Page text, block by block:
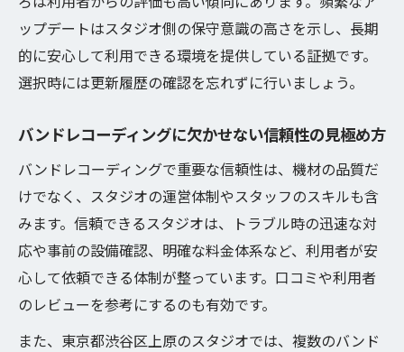
ップデートはスタジオ側の保守意識の高さを示し、長期
的に安心して利用できる環境を提供している証拠です。
選択時には更新履歴の確認を忘れずに行いましょう。
バンドレコーディングに欠かせない信頼性の見極め方
バンドレコーディングで重要な信頼性は、機材の品質だ
けでなく、スタジオの運営体制やスタッフのスキルも含
みます。信頼できるスタジオは、トラブル時の迅速な対
応や事前の設備確認、明確な料金体系など、利用者が安
心して依頼できる体制が整っています。口コミや利用者
のレビューを参考にするのも有効です。
また、東京都渋谷区上原のスタジオでは、複数のバンド